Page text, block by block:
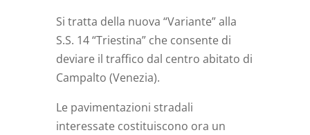
Si tratta della nuova “Variante” alla
S.S. 14 “Triestina” che consente di
deviare il traffico dal centro abitato di
Campalto (Venezia).
Le pavimentazioni stradali
interessate costituiscono ora un